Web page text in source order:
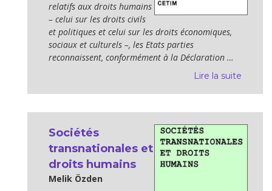
relatifs aux droits humains
– celui sur les droits civils
et poli­tiques et celui sur les droits économiques,
sociaux et culturels –, les Etats parties
reconnaissent, conformément à la Déclaration …
Lire la suite
Sociétés
transnationales et
droits humains
Melik Özden